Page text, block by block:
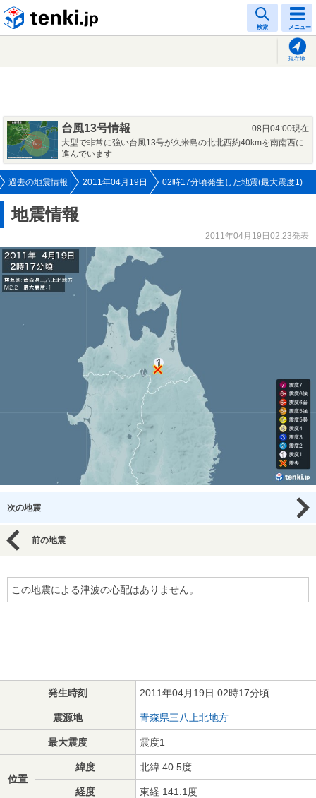
検索 メニュー
現在地
台風13号情報
08日04:00現在
大型で非常に強い台風13号が久米島の北北西約40kmを南南西に
進んでいます
過去の地震情報 2011年04月19日 02時17分頃発生した地震(最大震度1)
地震情報
2011年04月19日02:23発表
次の地震
前の地震
この地震による津波の心配はありません。
発生時刻 2011年04月19日 02時17分頃
震源地 青森県三八上北地方
最大震度 震度1
位置
緯度 北緯 40.5度
経度 東経 141.1度